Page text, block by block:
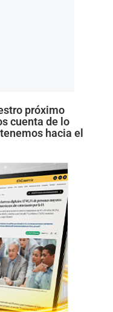
próximo
cuenta de lo
hacia el